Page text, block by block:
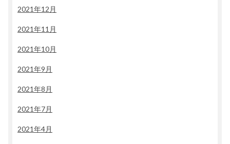
2021年12月
2021年11月
2021年10月
2021年9月
2021年8月
2021年7月
2021年4月